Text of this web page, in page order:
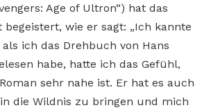
Age of Ultron“) hat das
wie er sagt: „Ich kannte
ich das Drehbuch von Hans
habe, hatte ich das Gefühl,
sehr nahe ist. Er hat es auch
die Wildnis zu bringen und mich